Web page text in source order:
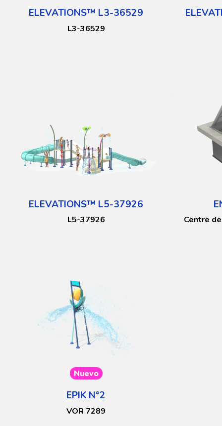
ELEVATIONS™ L3-36529
L3-36529
ELEVATIONS™ L5-37926
L5-37926 Centre
Nuevo
EPIK N°2
VOR 7289